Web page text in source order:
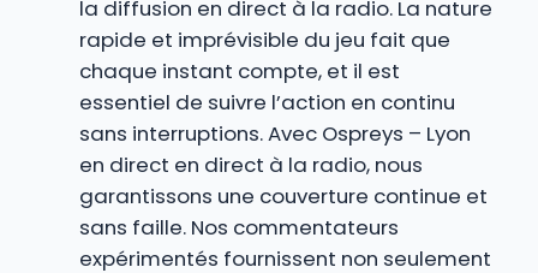
la diffusion en direct à la radio. La nature
rapide et imprévisible du jeu fait que
chaque instant compte, et il est
essentiel de suivre l’action en continu
sans interruptions. Avec Ospreys – Lyon
en direct en direct à la radio, nous
garantissons une couverture continue et
sans faille. Nos commentateurs
expérimentés fournissent non seulement